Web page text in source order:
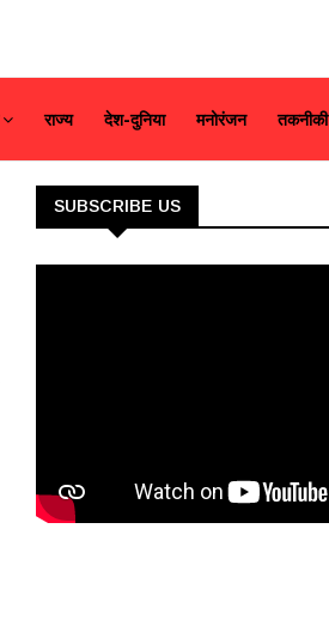
राज्य देश-दुनिया मनोरंजन तकनीकी
SUBSCRIBE US